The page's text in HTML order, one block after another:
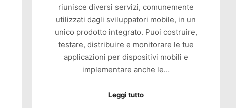
riunisce diversi servizi, comunemente
utilizzati dagli sviluppatori mobile, in un
unico prodotto integrato. Puoi costruire,
testare, distribuire e monitorare le tue
applicazioni per dispositivi mobili e
implementare anche le…
Leggi tutto